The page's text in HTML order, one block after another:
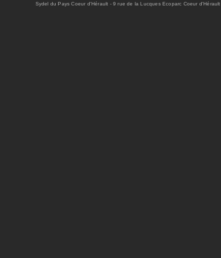
Sydel du Pays Coeur d'Hérault - 9 rue de la Lucques Ecoparc Coeur